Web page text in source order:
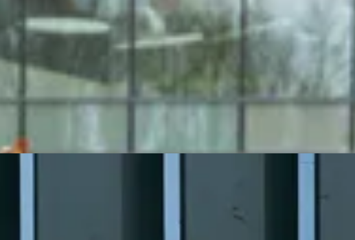
καινοτόμο προφίλ της επιχείρησής σας και παραμένετε μπροστά